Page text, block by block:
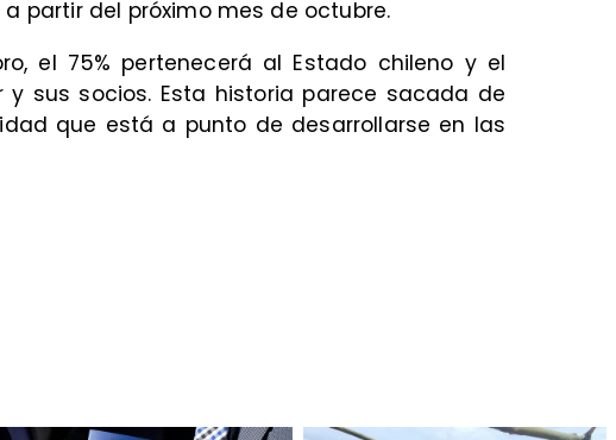
partir del próximo mes de octubre.
el 75% pertenecerá al Estado chileno y el
y sus socios. Esta historia parece sacada de
que está a punto de desarrollarse en las